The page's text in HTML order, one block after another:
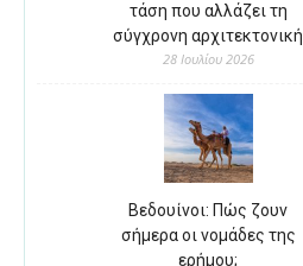
τάση που αλλάζει τη
σύγχρονη αρχιτεκτονική
28 Ιουλίου 2026
Βεδουίνοι: Πώς ζουν
σήμερα οι νομάδες της
ερήμου;